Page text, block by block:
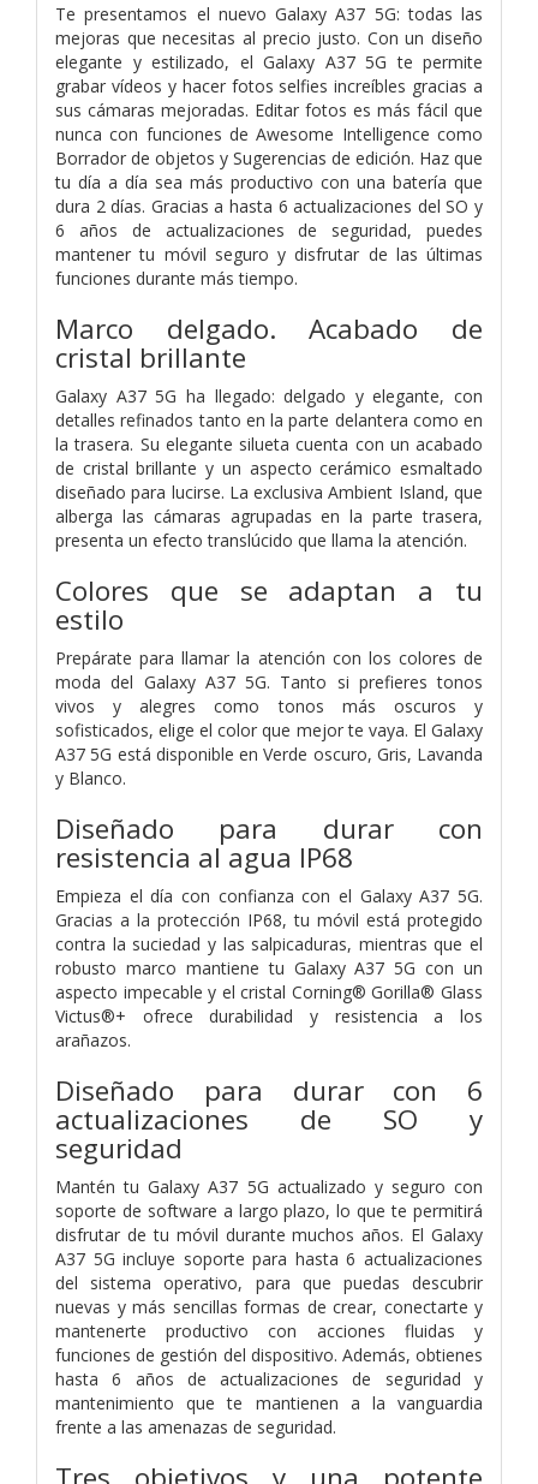
Te presentamos el nuevo Galaxy A37 5G: todas las
mejoras que necesitas al precio justo. Con un diseño
elegante y estilizado, el Galaxy A37 5G te permite
grabar vídeos y hacer fotos selfies increíbles gracias a
sus cámaras mejoradas. Editar fotos es más fácil que
nunca con funciones de Awesome Intelligence como
Borrador de objetos y Sugerencias de edición. Haz que
tu día a día sea más productivo con una batería que
dura 2 días. Gracias a hasta 6 actualizaciones del SO y
6 años de actualizaciones de seguridad, puedes
mantener tu móvil seguro y disfrutar de las últimas
funciones durante más tiempo.
Marco delgado. Acabado de
cristal brillante
Galaxy A37 5G ha llegado: delgado y elegante, con
detalles refinados tanto en la parte delantera como en
la trasera. Su elegante silueta cuenta con un acabado
de cristal brillante y un aspecto cerámico esmaltado
diseñado para lucirse. La exclusiva Ambient Island, que
alberga las cámaras agrupadas en la parte trasera,
presenta un efecto translúcido que llama la atención.
Colores que se adaptan a tu
estilo
Prepárate para llamar la atención con los colores de
moda del Galaxy A37 5G. Tanto si prefieres tonos
vivos y alegres como tonos más oscuros y
sofisticados, elige el color que mejor te vaya. El Galaxy
A37 5G está disponible en Verde oscuro, Gris, Lavanda
y Blanco.
Diseñado para durar con
resistencia al agua IP68
Empieza el día con confianza con el Galaxy A37 5G.
Gracias a la protección IP68, tu móvil está protegido
contra la suciedad y las salpicaduras, mientras que el
robusto marco mantiene tu Galaxy A37 5G con un
aspecto impecable y el cristal Corning® Gorilla® Glass
Victus®+ ofrece durabilidad y resistencia a los
arañazos.
Diseñado para durar con 6
actualizaciones de SO y
seguridad
Mantén tu Galaxy A37 5G actualizado y seguro con
soporte de software a largo plazo, lo que te permitirá
disfrutar de tu móvil durante muchos años. El Galaxy
A37 5G incluye soporte para hasta 6 actualizaciones
del sistema operativo, para que puedas descubrir
nuevas y más sencillas formas de crear, conectarte y
mantenerte productivo con acciones fluidas y
funciones de gestión del dispositivo. Además, obtienes
hasta 6 años de actualizaciones de seguridad y
mantenimiento que te mantienen a la vanguardia
frente a las amenazas de seguridad.